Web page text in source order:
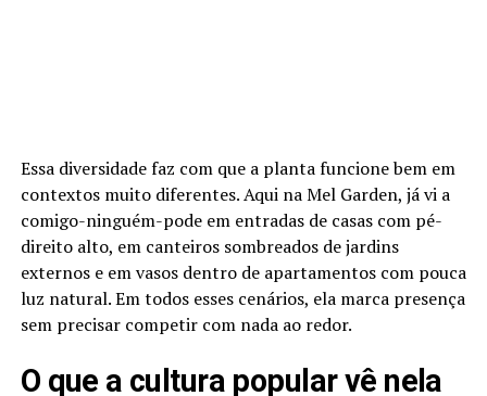
Essa diversidade faz com que a planta funcione bem em
contextos muito diferentes. Aqui na Mel Garden, já vi a
comigo-ninguém-pode em entradas de casas com pé-
direito alto, em canteiros sombreados de jardins
externos e em vasos dentro de apartamentos com pouca
luz natural. Em todos esses cenários, ela marca presença
sem precisar competir com nada ao redor.
O que a cultura popular vê nela